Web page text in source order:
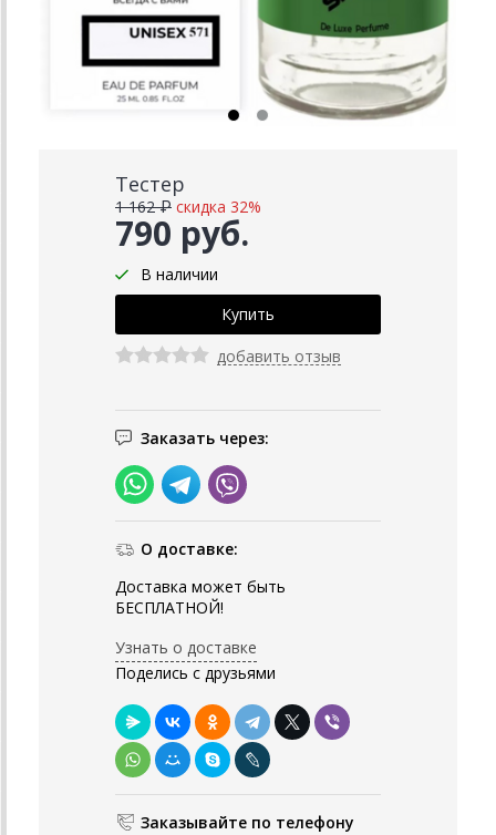
Тестер
790 руб.
1 162 ₽ скидка 32%
В наличии
добавить отзыв
Заказать через:
О доставке:
Доставка может быть
БЕСПЛАТНОЙ!
Узнать о доставке
Поделись с друзьями
Заказывайте по телефону